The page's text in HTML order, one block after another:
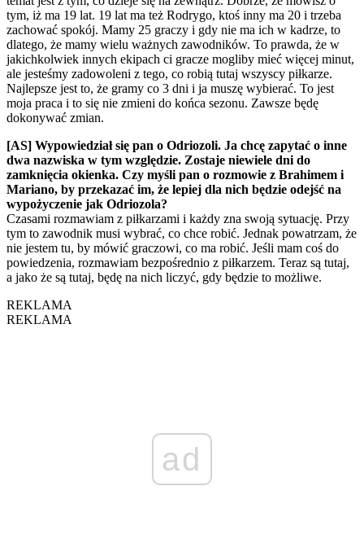
tym, iż ma 19 lat. 19 lat ma też Rodrygo, ktoś inny ma 20 i trzeba
zachować spokój. Mamy 25 graczy i gdy nie ma ich w kadrze, to
dlatego, że mamy wielu ważnych zawodników. To prawda, że w
jakichkolwiek innych ekipach ci gracze mogliby mieć więcej minut,
ale jesteśmy zadowoleni z tego, co robią tutaj wszyscy piłkarze.
Najlepsze jest to, że gramy co 3 dni i ja muszę wybierać. To jest
moja praca i to się nie zmieni do końca sezonu. Zawsze będę
dokonywać zmian.
[AS] Wypowiedział się pan o Odriozoli. Ja chcę zapytać o inne
dwa nazwiska w tym względzie. Zostaje niewiele dni do
zamknięcia okienka. Czy myśli pan o rozmowie z Brahimem i
Mariano, by przekazać im, że lepiej dla nich będzie odejść na
wypożyczenie jak Odriozola?
Czasami rozmawiam z piłkarzami i każdy zna swoją sytuację. Przy
tym to zawodnik musi wybrać, co chce robić. Jednak powatrzam, że
nie jestem tu, by mówić graczowi, co ma robić. Jeśli mam coś do
powiedzenia, rozmawiam bezpośrednio z piłkarzem. Teraz są tutaj,
a jako że są tutaj, będę na nich liczyć, gdy będzie to możliwe.
REKLAMA
REKLAMA
ad